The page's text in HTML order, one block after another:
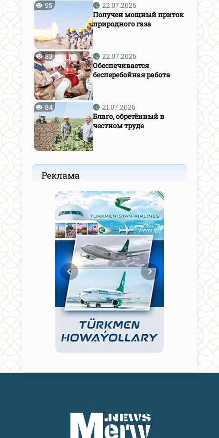
95
22.07.2026
Получен мощный приток
природного газа
83
22.07.2026
Обеспечивается
бесперебойная работа
84
21.07.2026
Благо, обретённый в
честном труде
Реклама